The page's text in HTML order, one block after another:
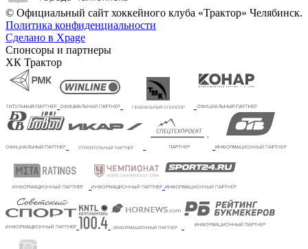
© Официальный сайт хоккейного клуба «Трактор» Челябинск.
Политика конфиденциальности
Сделано в Xpage
Спонсоры и партнеры
ХК Трактор